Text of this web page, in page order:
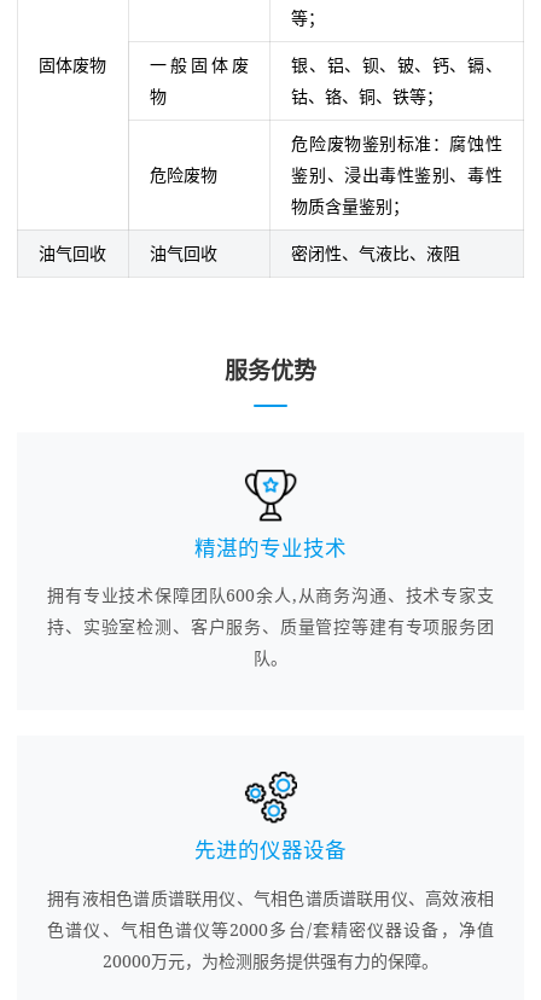
固体废物
等；
一般固体废
物
银、铝、钡、铍、钙、镉、
钴、铬、铜、铁等；
危险废物
危险废物鉴别标准：腐蚀性
鉴别、浸出毒性鉴别、毒性
物质含量鉴别；
油气回收 油气回收 密闭性、气液比、液阻
服务优势
精湛的专业技术
拥有专业技术保障团队600余人,从商务沟通、技术专家支
持、实验室检测、客户服务、质量管控等建有专项服务团
队。
先进的仪器设备
拥有液相色谱质谱联用仪、气相色谱质谱联用仪、高效液相
色谱仪、气相色谱仪等2000多台/套精密仪器设备，净值
20000万元，为检测服务提供强有力的保障。